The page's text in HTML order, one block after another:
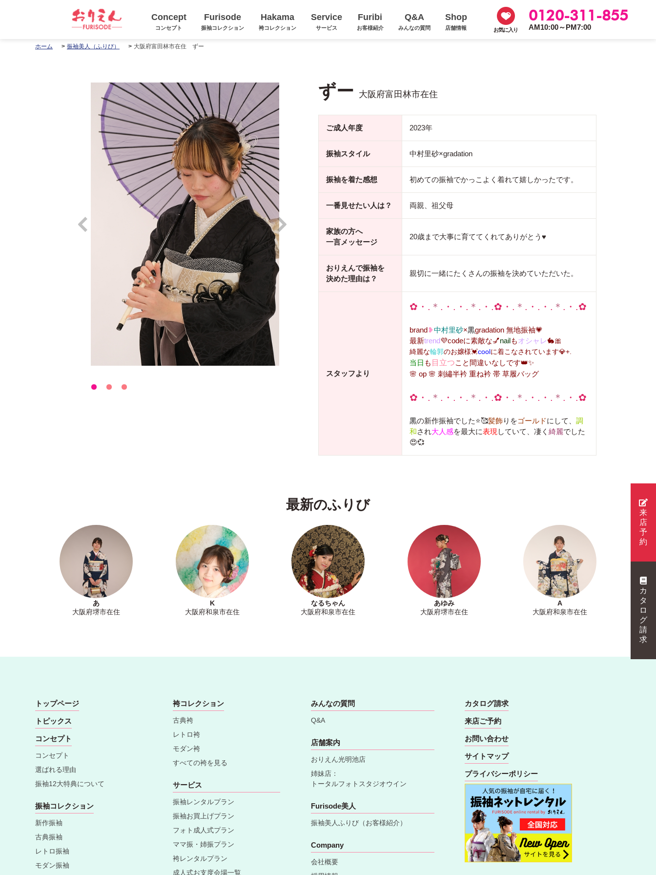
Concept
コンセプト
Furisode
振袖コレクション
Hakama
袴コレクション
Service
サービス
Furibi
お客様紹介
Q&A
みんなの質問
Shop
店舗情報 お気に入り
0120-311-855
AM10:00～PM7:00
ホーム 振袖美人（ふりび） 大阪府富田林市在住 ずー
ずー 大阪府富田林市在住
ご成人年度 2023年
振袖スタイル 中村里砂×gradation
振袖を着た感想 初めての振袖でかっこよく着れて嬉しかったです。
一番見せたい人は？ 両親、祖父母
家族の方へ
一言メッセージ
20歳まで大事に育ててくれてありがとう♥
おりえんで振袖を
決めた理由は？
親切に一緒にたくさんの振袖を決めていただいた。
スタッフより
✿・. ＊ .・.・. ＊ .・.✿・. ＊ .・.・. ＊ .・.✿
brand❥中村里砂×黒gradation 無地振袖💗
最新trend💜codeに素敵な💅nailもオシャレ🐇🎀
綺麗な輪郭のお嬢様💓coolに着こなされています💎+.
当日 も 目立つこと間違いなしです👑✨
🌸 op 🌸 刺繡半衿 重ね衿 帯 草履バッグ
✿・. ＊ .・.・. ＊ .・.✿・. ＊ .・.・. ＊ .・.✿
黒の新作振袖でした⭐🥰髪飾りをゴールドにして、 調
和され大人感を最大に表現 していて、凄く 綺麗でした
😍💞
最新のふりび
あ
大阪府堺市在住
K
大阪府和泉市在住
なるちゃん
大阪府和泉市在住
あゆみ
大阪府堺市在住
A
大阪府和泉市在住
トップページ
トピックス
コンセプト
コンセプト
選ばれる理由
振袖12大特典について
振袖コレクション
新作振袖
古典振袖
レトロ振袖
モダン振袖
袴コレクション
古典袴
レトロ袴
モダン袴
すべての袴を見る
サービス
振袖レンタルプラン
振袖お買上げプラン
フォト成人式プラン
ママ振・姉振プラン
袴レンタルプラン
成人式お支度会場一覧
みんなの質問
Q&A
店舗案内
おりえん光明池店
姉妹店：
トータルフォトスタジオウイン
Furisode美人
振袖美人ふりび（お客様紹介）
Company
会社概要
カタログ請求
来店ご予約
お問い合わせ
サイトマップ
プライバシーポリシー
来
店
予
約
カ
タ
ロ
グ
請
求